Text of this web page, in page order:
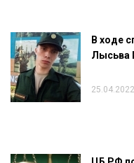
В ходе
Лысьва
25.04.2022